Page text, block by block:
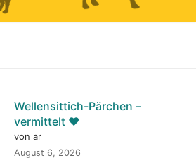
Wellensittich-Pärchen –
vermittelt ♥️
von ar
August 6, 2026